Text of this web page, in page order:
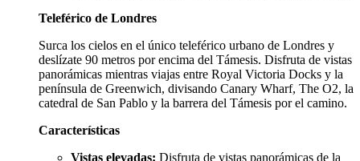
Teleférico de Londres
Surca los cielos en el único teleférico urbano de Londres y
deslízate 90 metros por encima del Támesis. Disfruta de vistas
panorámicas mientras viajas entre Royal Victoria Docks y la
península de Greenwich, divisando Canary Wharf, The O2, la
catedral de San Pablo y la barrera del Támesis por el camino.
Características
Vistas elevadas: Disfruta de vistas panorámicas de la